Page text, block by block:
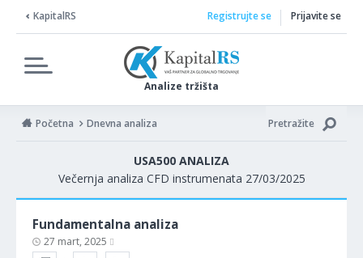
KapitalRS
Analize tržišta
Registrujte se Prijavite se
Početna Dnevna analiza Pretražite
USA500 ANALIZA
Večernja analiza CFD instrumenata 27/03/2025
Fundamentalna analiza
27 mart, 2025